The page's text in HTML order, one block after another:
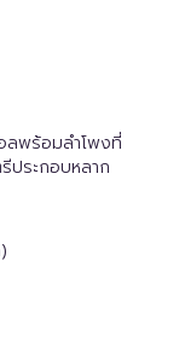
ลพร้อมลำโพงที่
ระกอบหลาก